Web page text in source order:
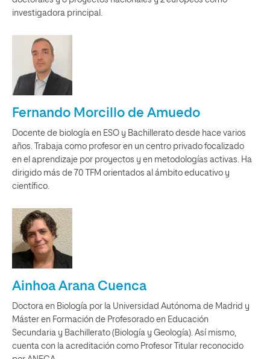
investigadora principal.
Fernando Morcillo de Amuedo
Docente de biología en ESO y Bachillerato desde hace varios
años. Trabaja como profesor en un centro privado focalizado
en el aprendizaje por proyectos y en metodologías activas. Ha
dirigido más de 70 TFM orientados al ámbito educativo y
científico.
Ainhoa Arana Cuenca
Doctora en Biología por la Universidad Autónoma de Madrid y
Máster en Formación de Profesorado en Educación
Secundaria y Bachillerato (Biología y Geología). Así mismo,
cuenta con la acreditación como Profesor Titular reconocido